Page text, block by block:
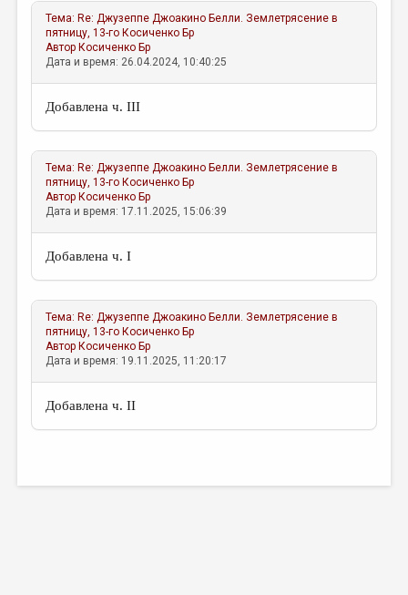
Тема: Re: Джузеппе Джоакино Белли. Землетрясение в
пятницу, 13-го Косиченко Бр
Автор Косиченко Бр
Дата и время: 26.04.2024, 10:40:25
Добавлена ч. III
Тема: Re: Джузеппе Джоакино Белли. Землетрясение в
пятницу, 13-го Косиченко Бр
Автор Косиченко Бр
Дата и время: 17.11.2025, 15:06:39
Добавлена ч. I
Тема: Re: Джузеппе Джоакино Белли. Землетрясение в
пятницу, 13-го Косиченко Бр
Автор Косиченко Бр
Дата и время: 19.11.2025, 11:20:17
Добавлена ч. II